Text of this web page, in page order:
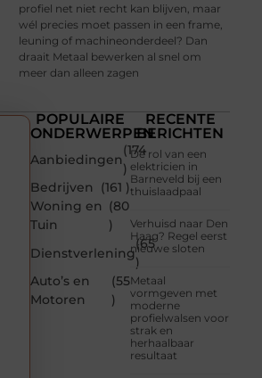
profiel net niet recht kan blijven, maar
wél precies moet passen in een frame,
leuning of machineonderdeel? Dan
draait Metaal bewerken al snel om
meer dan alleen zagen
POPULAIRE
ONDERWERPEN
Aanbiedingen
(174
)
Bedrijven
(161 )
Woning en
Tuin
(80
)
Dienstverlening
(65
)
Auto’s en
Motoren
(55
)
RECENTE
BERICHTEN
De rol van een
elektricien in
Barneveld bij een
thuislaadpaal
Verhuisd naar Den
Haag? Regel eerst
nieuwe sloten
Metaal
vormgeven met
moderne
profielwalsen voor
strak en
herhaalbaar
resultaat